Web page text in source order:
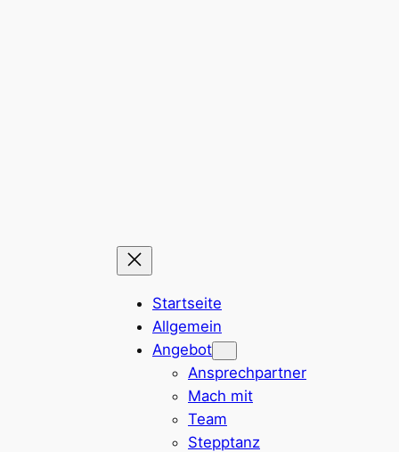
Startseite
Allgemein
Angebot
Ansprechpartner
Mach mit
Team
Stepptanz